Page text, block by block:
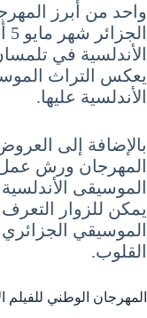
واحد من أبرز
الأندلسية في
يعكس التراث
الأندلسية عليها.
بالإضافة إلى
المهرجان ورش
الموسيقى
يمكن للزوار
الموسيقي الجزائري
القلوب.
المهرجان الوطني للفيلم